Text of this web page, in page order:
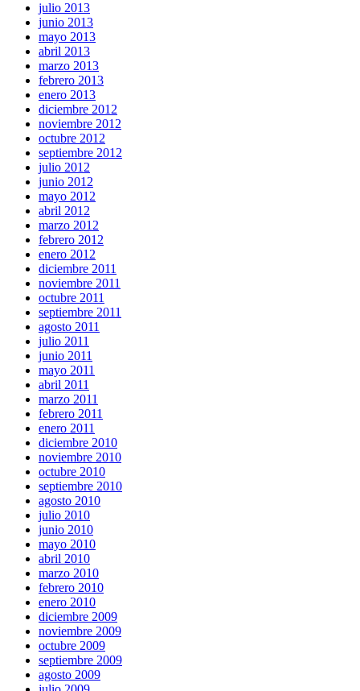
julio 2013
junio 2013
mayo 2013
abril 2013
marzo 2013
febrero 2013
enero 2013
diciembre 2012
noviembre 2012
octubre 2012
septiembre 2012
julio 2012
junio 2012
mayo 2012
abril 2012
marzo 2012
febrero 2012
enero 2012
diciembre 2011
noviembre 2011
octubre 2011
septiembre 2011
agosto 2011
julio 2011
junio 2011
mayo 2011
abril 2011
marzo 2011
febrero 2011
enero 2011
diciembre 2010
noviembre 2010
octubre 2010
septiembre 2010
agosto 2010
julio 2010
junio 2010
mayo 2010
abril 2010
marzo 2010
febrero 2010
enero 2010
diciembre 2009
noviembre 2009
octubre 2009
septiembre 2009
agosto 2009